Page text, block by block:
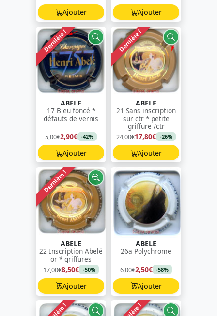
Ajouter
Ajouter
Dernière !
ABELE
17 Bleu foncé *
défauts de vernis
5,00€2,90€ -42%
Ajouter
Dernière !
ABELE
21 Sans inscription
sur ctr * petite
griffure /ctr
24,00€17,80€ -26%
Ajouter
Dernière !
ABELE
22 Inscription Abelé
or * griffures
17,00€8,50€ -50%
Ajouter
ABELE
26a Polychrome
6,00€2,50€ -58%
Ajouter